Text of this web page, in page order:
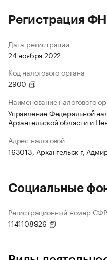
Регистрация
Дата регистрации
24 ноября 2022
Код налогового органа
2900
Наименование налогового
Управление Федеральной
Архангельской области и
Адрес налоговой
163013, Архангельск г,
Социальные
Регистрационный номер СФР
1141108926